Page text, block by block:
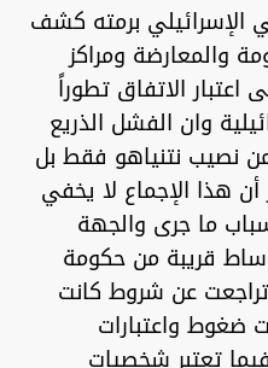
الإسرائيلي برمته كشف
والمعارضة ومراكز
اعتبار الاتفاق تطوراً
وان الفشل الذريع
نصيب نتنياهو فقط بل
هذا الإجماع لا يخفي
ما جرى والجهة
قريبة من حكومة
تراجعت عن شروط كانت
ضغوط واعتبارات